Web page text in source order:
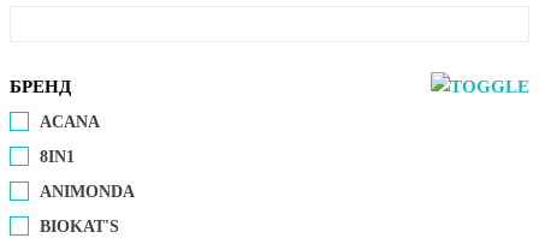
БРЕНД
ACANA
8IN1
ANIMONDA
BIOKAT'S